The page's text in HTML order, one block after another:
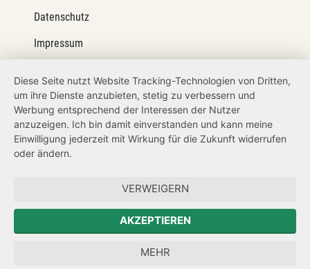
Datenschutz
Impressum
Netiquette
Transparenzanspruch
Hinweisgeberschutz
Forum Mitteleuropa
Der Sächsische Integrationsbeauftragte
Sächsische Landesbeauftragte zur Aufarbeitung der SED-
Diese Seite nutzt Website Tracking-Technologien von Dritten,
um ihre Dienste anzubieten, stetig zu verbessern und
Werbung entsprechend der Interessen der Nutzer
anzuzeigen. Ich bin damit einverstanden und kann meine
Einwilligung jederzeit mit Wirkung für die Zukunft widerrufen
oder ändern.
VERWEIGERN
AKZEPTIEREN
MEHR